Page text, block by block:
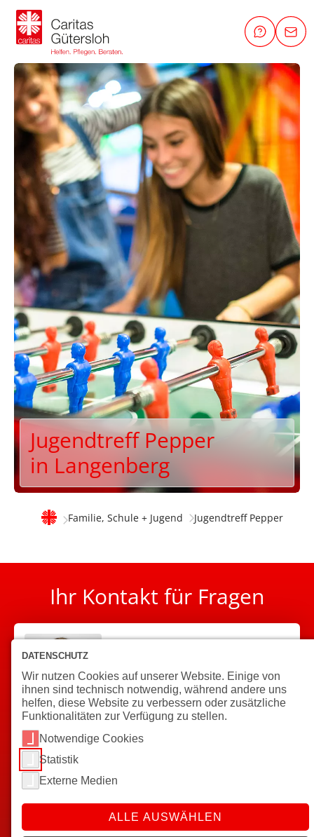
Jugendtreff Pepper
in Langenberg
Familie, Schule + Jugend Jugendtreff Pepper
Ihr Kontakt für Fragen
Nadja Metche
Leitung Jugendtreff
05248/1513 oder 0151/44621910
pepper@caritas-gt.de
Benteler Straße 106
33449 Langenberg
DATENSCHUTZ
Wir nutzen Cookies auf unserer Website. Einige von
ihnen sind technisch notwendig, während andere uns
helfen, diese Website zu verbessern oder zusätzliche
Funktionalitäten zur Verfügung zu stellen.
Notwendige Cookies
Statistik
Externe Medien
ALLE AUSWÄHLEN